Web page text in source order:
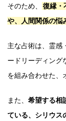
そのため、
復縁・
や、人間関係の悩
主な占術は、霊感
ードリーディング
を組み合わせた、
また、 希望する相
ている、シリウス